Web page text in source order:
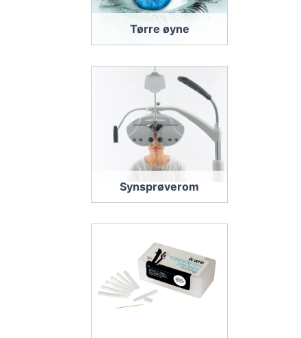
Tørre øyne
Synsprøverom